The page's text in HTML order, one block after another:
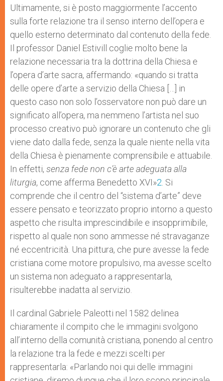
Ultimamente, si è posto maggiormente l’accento
sulla forte relazione tra il senso interno dell’opera e
quello esterno determinato dal contenuto della fede.
Il professor Daniel Estivill coglie molto bene la
relazione necessaria tra la dottrina della Chiesa e
l’opera d’arte sacra, affermando: «quando si tratta
delle opere d’arte a servizio della Chiesa […] in
questo caso non solo l’osservatore non può dare un
significato all’opera, ma nemmeno l’artista nel suo
processo creativo può ignorare un contenuto che gli
viene dato dalla fede, senza la quale niente nella vita
della Chiesa è pienamente comprensibile e attuabile.
In effetti, senza fede non c’è arte adeguata alla
liturgia, come afferma Benedetto XVI»2 . Si
comprende che il centro del “sistema d’arte” deve
essere pensato e teorizzato proprio intorno a questo
aspetto che risulta imprescindibile e insopprimibile,
rispetto al quale non sono ammesse né stravaganze
né eccentricità. Una pittura, che pure avesse la fede
cristiana come motore propulsivo, ma avesse scelto
un sistema non adeguato a rappresentarla,
risulterebbe inadatta al servizio.
Il cardinal Gabriele Paleotti nel 1582 delinea
chiaramente il compito che le immagini svolgono
all’interno della comunità cristiana, ponendo al centro
la relazione tra la fede e mezzi scelti per
rappresentarla: «Parlando noi qui delle immagini